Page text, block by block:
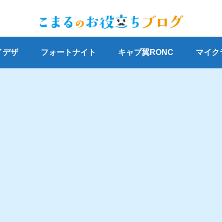
デザ フォートナイト キャプ翼RONC マイク